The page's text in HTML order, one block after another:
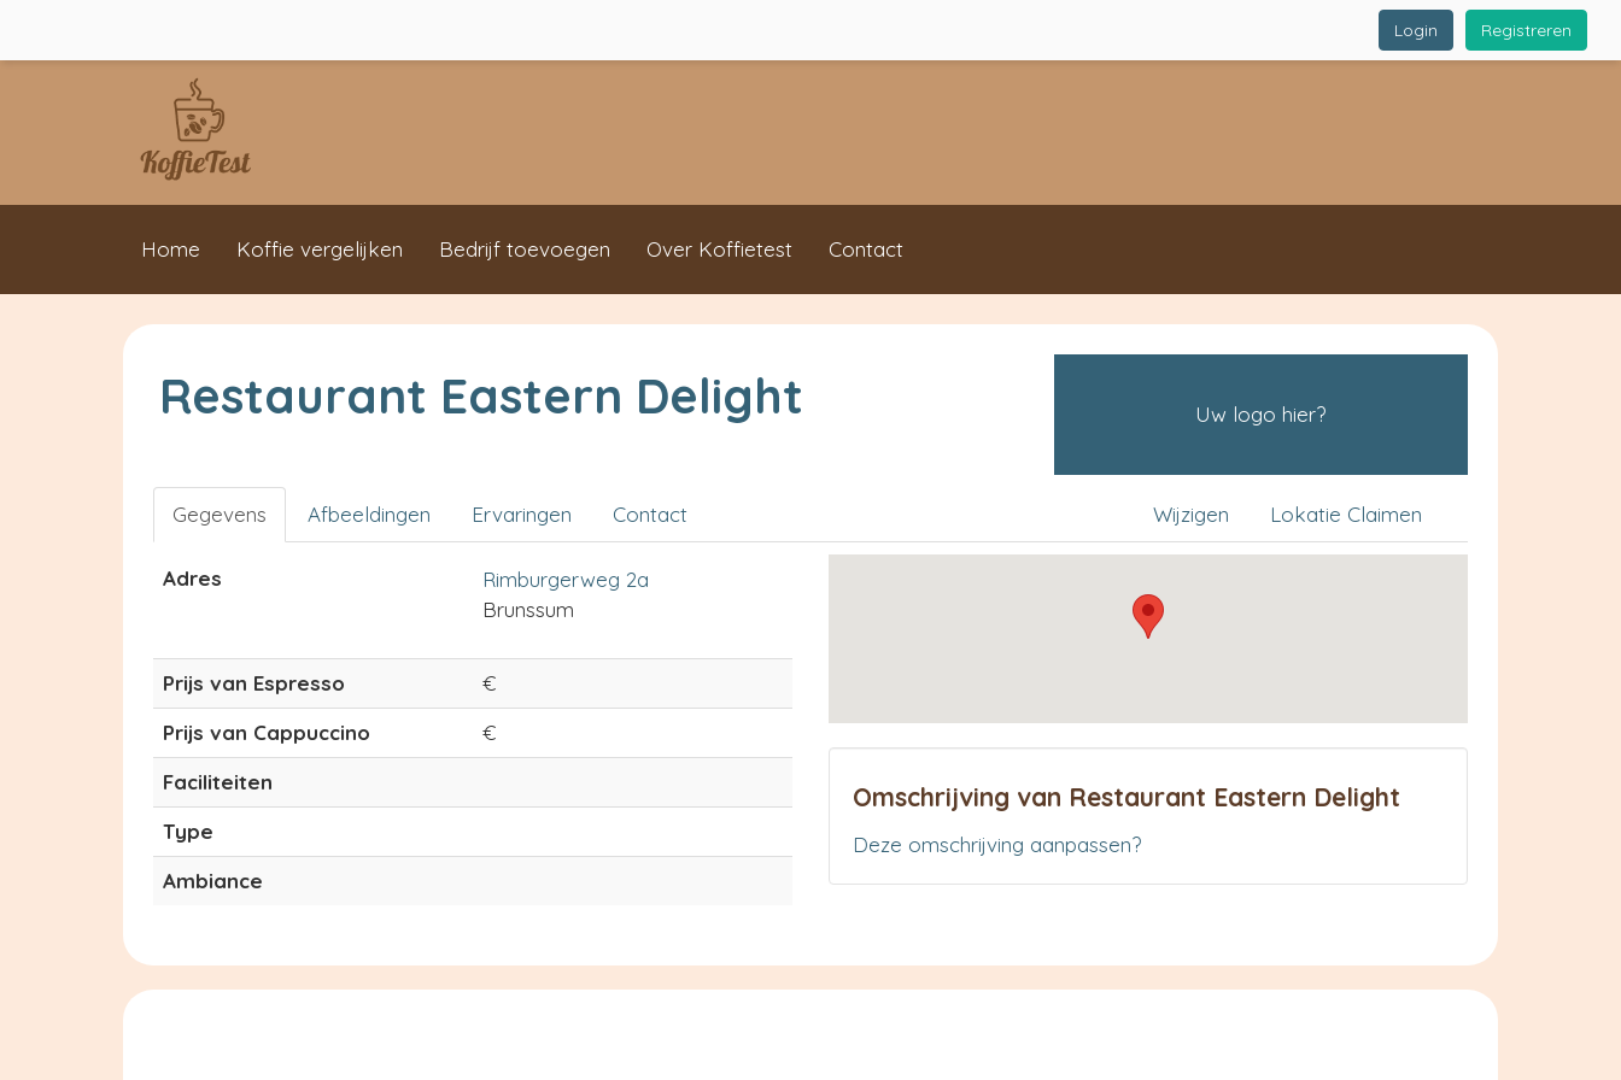
Registreren
Login
Home Koffie vergelijken Bedrijf toevoegen Over Koffietest Contact
Restaurant Eastern Delight Uw logo hier?
Gegevens Afbeeldingen Ervaringen Contact Lokatie Claimen
Wijzigen
Adres
Rimburgerweg 2a
Brunssum
Prijs van Espresso
€
Prijs van Cappuccino
€
Faciliteiten
Type
Ambiance
Omschrijving van Restaurant Eastern Delight
Deze omschrijving aanpassen?